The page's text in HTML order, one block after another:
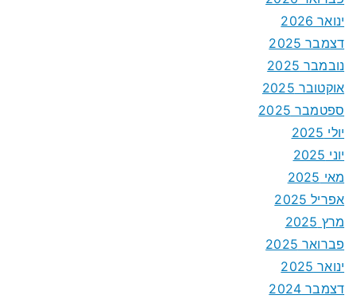
ינואר 2026
דצמבר 2025
נובמבר 2025
אוקטובר 2025
ספטמבר 2025
יולי 2025
יוני 2025
מאי 2025
אפריל 2025
מרץ 2025
פברואר 2025
ינואר 2025
דצמבר 2024